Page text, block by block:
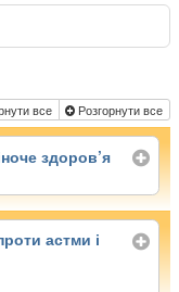
все Розгорнути все
здоров’я
астми і